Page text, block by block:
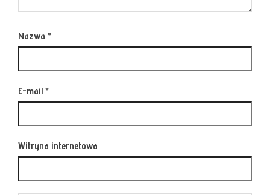
Nazwa *
E-mail *
Witryna internetowa